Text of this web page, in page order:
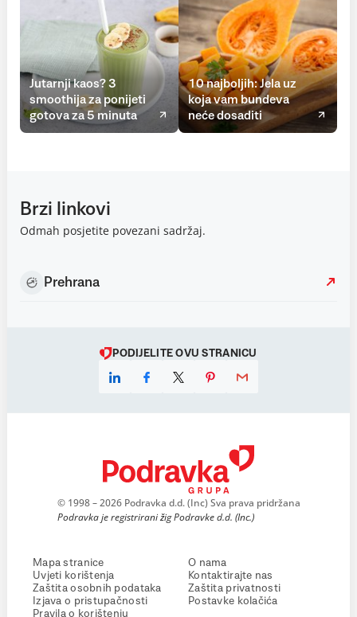
Jutarnji kaos? 3
smoothija za ponijeti
gotova za 5 minuta
10 najboljih: Jela uz
koja vam bundeva
neće dosaditi
Brzi linkovi
Odmah posjetite povezani sadržaj.
Prehrana
PODIJELITE OVU STRANICU
© 1998 – 2026 Podravka d.d. (Inc) Sva prava pridržana
Podravka je registrirani žig Podravke d.d. (Inc.)
Mapa stranice
Uvjeti korištenja
Zaštita osobnih podataka
Izjava o pristupačnosti
Pravila o korištenju
O nama
Kontaktirajte nas
Zaštita privatnosti
Postavke kolačića